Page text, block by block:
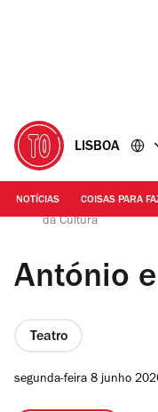
LISBOA
NOTÍCIAS COISAS PARA
DR | António e
da Cultura
António
Teatro
segunda-feira 8 junho